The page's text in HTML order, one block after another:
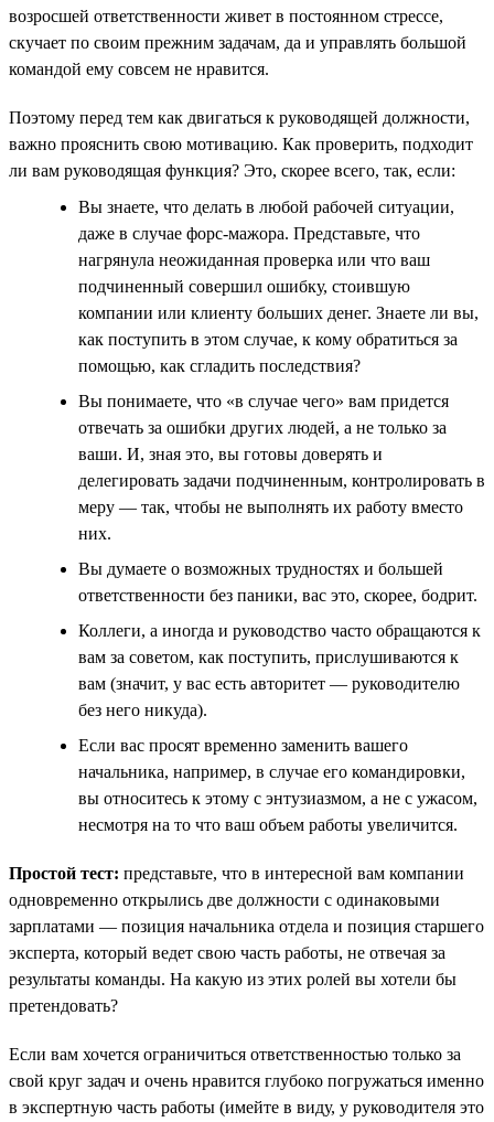
возросшей ответственности живет в постоянном стрессе,
скучает по своим прежним задачам, да и управлять большой
командой ему совсем не нравится.
Поэтому перед тем как двигаться к руководящей должности,
важно прояснить свою мотивацию. Как проверить, подходит
ли вам руководящая функция? Это, скорее всего, так, если:
Вы знаете, что делать в любой рабочей ситуации,
даже в случае форс-мажора. Представьте, что
нагрянула неожиданная проверка или что ваш
подчиненный совершил ошибку, стоившую
компании или клиенту больших денег. Знаете ли вы,
как поступить в этом случае, к кому обратиться за
помощью, как сгладить последствия?
Вы понимаете, что «в случае чего» вам придется
отвечать за ошибки других людей, а не только за
ваши. И, зная это, вы готовы доверять и
делегировать задачи подчиненным, контролировать в
меру — так, чтобы не выполнять их работу вместо
них.
Вы думаете о возможных трудностях и большей
ответственности без паники, вас это, скорее, бодрит.
Коллеги, а иногда и руководство часто обращаются к
вам за советом, как поступить, прислушиваются к
вам (значит, у вас есть авторитет — руководителю
без него никуда).
Если вас просят временно заменить вашего
начальника, например, в случае его командировки,
вы относитесь к этому с энтузиазмом, а не с ужасом,
несмотря на то что ваш объем работы увеличится.
Простой тест: представьте, что в интересной вам компании
одновременно открылись две должности с одинаковыми
зарплатами — позиция начальника отдела и позиция старшего
эксперта, который ведет свою часть работы, не отвечая за
результаты команды. На какую из этих ролей вы хотели бы
претендовать?
Если вам хочется ограничиться ответственностью только за
свой круг задач и очень нравится глубоко погружаться именно
в экспертную часть работы (имейте в виду, у руководителя это